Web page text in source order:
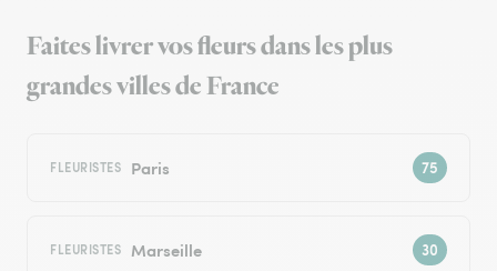
Faites livrer vos fleurs dans les plus
grandes villes de France
FLEURISTES Paris
FLEURISTES Marseille